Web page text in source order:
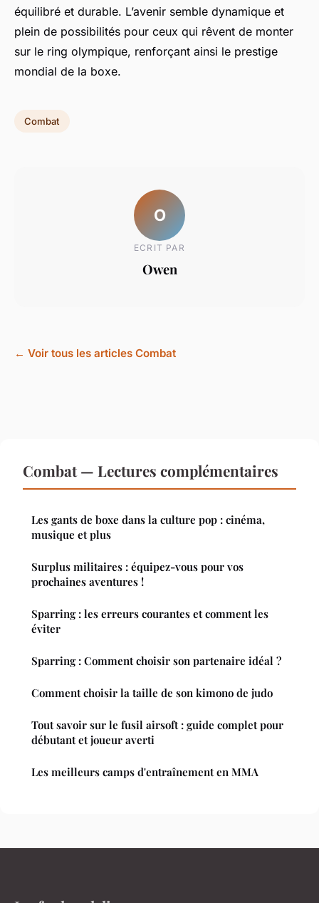
équilibré et durable. L’avenir semble dynamique et
plein de possibilités pour ceux qui rêvent de monter
sur le ring olympique, renforçant ainsi le prestige
mondial de la boxe.
Combat
O
ECRIT PAR
Owen
← Voir tous les articles Combat
Combat — Lectures complémentaires
Les gants de boxe dans la culture pop : cinéma,
musique et plus
Surplus militaires : équipez-vous pour vos
prochaines aventures !
Sparring : les erreurs courantes et comment les
éviter
Sparring : Comment choisir son partenaire idéal ?
Comment choisir la taille de son kimono de judo
Tout savoir sur le fusil airsoft : guide complet pour
débutant et joueur averti
Les meilleurs camps d'entraînement en MMA